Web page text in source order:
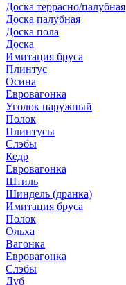
Доска террасно/палубная
Доска палубная
Доска пола
Доска
Имитация бруса
Плинтус
Осина
Евровагонка
Уголок наружный
Полок
Плинтусы
Слэбы
Кедр
Евровагонка
Штиль
Шиндель (дранка)
Имитация бруса
Полок
Ольха
Вагонка
Евровагонка
Слэбы
Дуб